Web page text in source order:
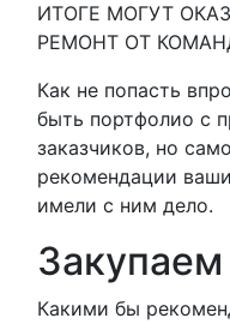
ИТОГЕ МОГУТ
РЕМОНТ ОТ
Как не попасть
быть портфолио с
заказчиков, но
рекомендации
имели с ним дело.
Какими бы